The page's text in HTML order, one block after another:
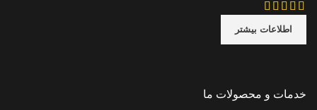
اطلاعات بیشتر
خدمات و محصولات ما